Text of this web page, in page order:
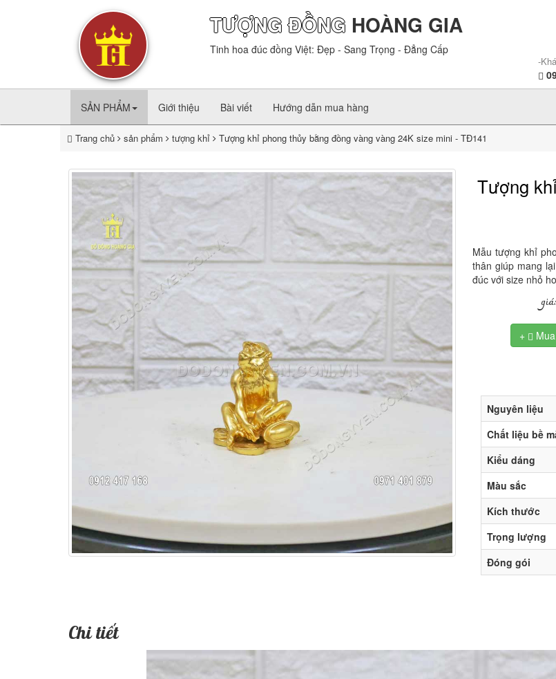
TƯỢNG ĐỒNG HOÀNG GIA
Tinh hoa đúc đồng Việt: Đẹp - Sang Trọng - Đẳng Cấp
-
SẢN PHẨM Giới thiệu Bài viết Hướng dẫn mua hàng
Trang chủ sản phẩm tượng khỉ Tượng khỉ phong thủy bằng đồng vàng vàng 24K size mini - TĐ141
Tượng
Mẫu tượng khỉ
thân giúp mang
đúc với size nhỏ
giá:
+  Mua
Nguyên liệu
Chất liệu bề
Kiểu dáng
Màu sắc
Kích thước
Trọng lượng
Đóng gói
Chi tiết